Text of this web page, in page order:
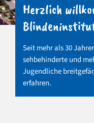
Herzlich
Seit mehr als 30
sehbehinderte und
Jugendliche
erfahren.